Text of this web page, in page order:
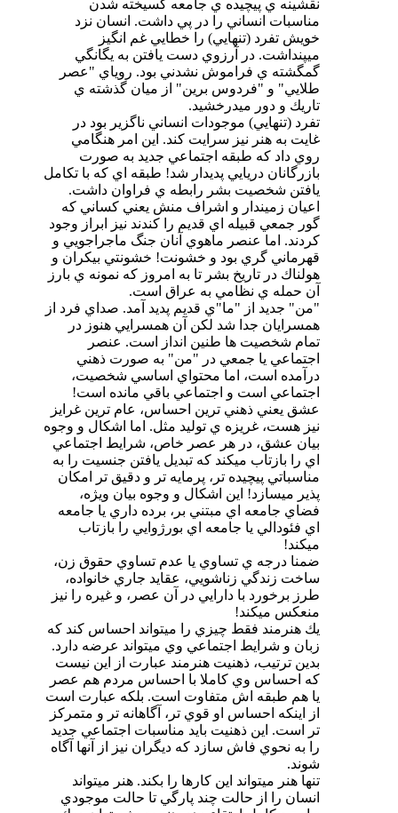
نقشينه ي پيچيده ي جامعه گسيخته شدن
مناسبات انساني را در پي داشت. انسان نزد
خويش تفرد (تنهايي) را خطايي غم انگيز
ميپنداشت. در آرزوي دست يافتن به يگانگي
گمگشته ي فراموش نشدني بود. روياي "عصر
طلايي" و "فردوس برين" از ميان گذشته ي
تاريك و دور ميدرخشيد.
تفرد (تنهايي) ‌موجودات انساني ناگزير بود در
غايت به هنر نيز سرايت كند. اين امر هنگامي
روي داد كه طبقه اجتماعي جديد به صورت
بازرگانان دريايي پديدار شد! طبقه اي كه با تكامل
يافتن شخصيت بشر رابطه ي فراوان داشت.
اعيان زميندار و اشراف منش يعني كساني كه
گور جمعي قبيله اي قديم را كندند نيز ابراز وجود
كردند. اما عنصر ماهوي آنان جنگ ماجراجويي و
قهرماني گري بود و خشونت! خشونتي بيكران و
هولناك در تاريخ بشر تا به امروز كه نمونه ي بارز
آن حمله ي نظامي به عراق است.
"من" جديد‌ از "ما"ي قديم پديد‌ آمد. صداي فرد از
همسرايان جدا شد لكن آن همسرايي هنوز در
تمام شخصيت ها طنين انداز است. عنصر
اجتماعي يا جمعي در "من" به صورت ذهني
درآمده است، اما محتواي اساسي شخصيت،
اجتماعي است و اجتماعي باقي مانده است!
عشق يعني ذهني ترين احساس، عام ترين غرايز
نيز هست، غريزه ي توليد مثل. اما اشكال و وجوه
بيان عشق، در هر عصر خاص، شرايط اجتماعي
اي را بازتاب ميكند كه تبديل يافتن جنسيت را به
مناسباتي پيچيده تر، پرمايه تر و دقيق تر امكان
پذير ميسازد! اين اشكال و وجوه بيان ويژه،
فضاي جامعه اي مبتني بر، برده داري يا جامعه
اي فئودالي يا جامعه اي بورژوايي را بازتاب
ميكند!
ضمنا درجه ي تساوي يا عدم تساوي حقوق زن،
ساخت زندگي زناشويي، عقايد جاري خانواده،
طرز برخورد‌ با دارايي در آن عصر، و غيره را نيز
منعكس ميكند!
يك هنرمند فقط چيزي را ميتواند احساس كند كه
زبان و شرايط اجتماعي وي ميتواند عرضه دارد.
بدين ترتيب، ذهنيت هنرمند عبارت از اين نيست
كه احساس وي كاملا با احساس مردم هم عصر
يا هم طبقه اش متفاوت است. بلكه عبارت است
از اينكه احساس او قوي تر، آگاهانه تر و متمركز
تر است. اين ذهنيت بايد مناسبات اجتماعي جديد
را به نحوي فاش سازد كه ديگران نيز از آنها آگاه
شوند.
تنها هنر ميتواند اين كارها را بكند. هنر ميتواند
انسان را از حالت چند پارگي تا حالت موجودي